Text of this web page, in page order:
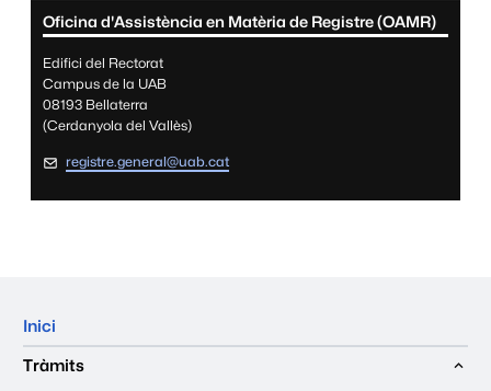
Oficina d'Assistència en Matèria de Registre (OAMR)
Edifici del Rectorat
Campus de la UAB
08193 Bellaterra
(Cerdanyola del Vallès)
registre.general@uab.cat
Mapa del web
Inici
Tràmits